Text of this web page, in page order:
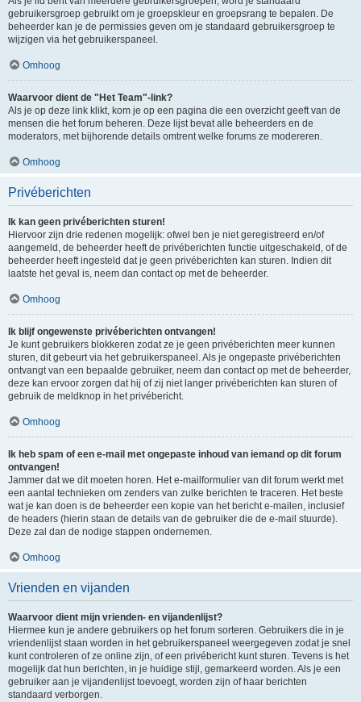
gebruikersgroep gebruikt om je groepskleur en groepsrang te bepalen. De
beheerder kan je de permissies geven om je standaard gebruikersgroep te
wijzigen via het gebruikerspaneel.
Omhoog
Waarvoor dient de "Het Team"-link?
Als je op deze link klikt, kom je op een pagina die een overzicht geeft van de
mensen die het forum beheren. Deze lijst bevat alle beheerders en de
moderators, met bijhorende details omtrent welke forums ze modereren.
Omhoog
Privéberichten
Ik kan geen privéberichten sturen!
Hiervoor zijn drie redenen mogelijk: ofwel ben je niet geregistreerd en/of
aangemeld, de beheerder heeft de privéberichten functie uitgeschakeld, of de
beheerder heeft ingesteld dat je geen privéberichten kan sturen. Indien dit
laatste het geval is, neem dan contact op met de beheerder.
Omhoog
Ik blijf ongewenste privéberichten ontvangen!
Je kunt gebruikers blokkeren zodat ze je geen privéberichten meer kunnen
sturen, dit gebeurt via het gebruikerspaneel. Als je ongepaste privéberichten
ontvangt van een bepaalde gebruiker, neem dan contact op met de beheerder,
deze kan ervoor zorgen dat hij of zij niet langer privéberichten kan sturen of
gebruik de meldknop in het privébericht.
Omhoog
Ik heb spam of een e-mail met ongepaste inhoud van iemand op dit forum
ontvangen!
Jammer dat we dit moeten horen. Het e-mailformulier van dit forum werkt met
een aantal technieken om zenders van zulke berichten te traceren. Het beste
wat je kan doen is de beheerder een kopie van het bericht e-mailen, inclusief
de headers (hierin staan de details van de gebruiker die de e-mail stuurde).
Deze zal dan de nodige stappen ondernemen.
Omhoog
Vrienden en vijanden
Waarvoor dient mijn vrienden- en vijandenlijst?
Hiermee kun je andere gebruikers op het forum sorteren. Gebruikers die in je
vriendenlijst staan worden in het gebruikerspaneel weergegeven zodat je snel
kunt controleren of ze online zijn, of een privébericht kunt sturen. Tevens is het
mogelijk dat hun berichten, in je huidige stijl, gemarkeerd worden. Als je een
gebruiker aan je vijandenlijst toevoegt, worden zijn of haar berichten
standaard verborgen.